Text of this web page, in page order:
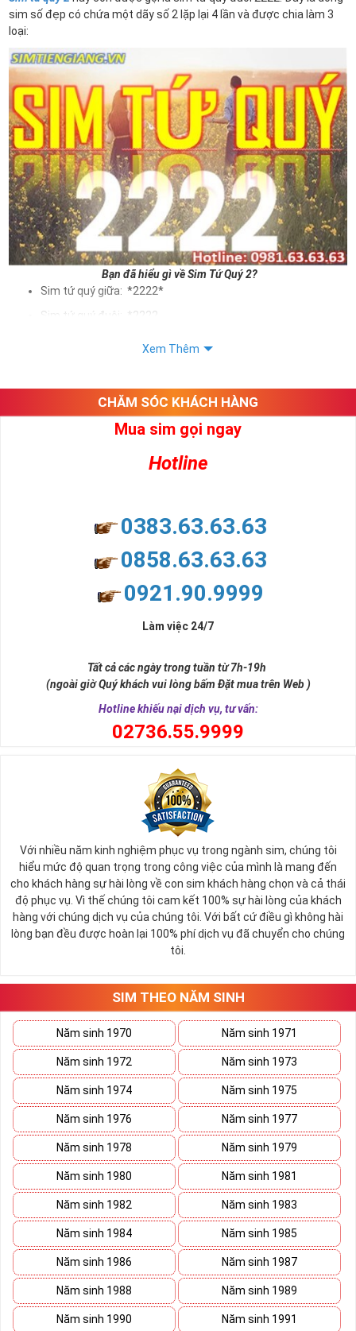
sim số đẹp có chứa một dãy số 2 lặp lại 4 lần và được chia làm 3
loại:
Bạn đã hiểu gì về Sim Tứ Quý 2?
Sim tứ quý giữa: *2222*
Sim tứ quý đuôi: *2222
như sự sắp xếp của các con số trong sim.
Ý nghĩa sim tứ quý 2
nhiều thành công, thăng tiến hơn.
và tính hai mặt. Số 2 thúc giục chúng ta lựa chọn, dựa vào những
đời, nơi bạn phải đưa ra những quyết định quan trọng.
Ý nghĩa sim tứ quý 2
Theo quan niệm phong thủy
Số 2 tượng trưng cho sự cân bằng, hài hòa của âm dương và đất
trời. Sự cân bằng này giúp cho mọi việc đều thuận lợi và mang lại
nhiều may mắn trong cuộc sống và kinh doanh.
Số 2 còn biểu trưng cho lòng tốt, sự ổn định và tính hai mặt của
mọi vấn đề. Số 2 giúp cho họ có được sự lựa chọn, để đưa ra
những hướng giải quyết đúng đắn nhắt.
tứ 2 cùng xuất hiện trong một dãy số sim càng giúp cho ý nghĩa
sim tứ quýtăng lên gấp bội. Sở hữu sim Tứ Quý 2 giúp khích lệ tinh
thần người sở hữu là không sợ bất cứ điều gì mà hãy cứ làm thì
mọi điều tốt đẹp và may mắn ắt sẽ đến.
Lợi ích sim Tứ Quý 2 mang lại là gì?
Xem Thêm
CHĂM SÓC KHÁCH HÀNG
Mua sim gọi ngay
Hotline
0383.63.63.63
0858.63.63.63
0921.90.9999
Làm việc 24/7
Tất cả các ngày trong tuần từ 7h-19h
(ngoài giờ Quý khách vui lòng bấm Đặt mua trên Web )
Hotline khiếu nại dịch vụ, tư vấn:
02736.55.9999
Với nhiều năm kinh nghiệm phục vụ trong ngành sim, chúng tôi
hiểu mức độ quan trọng trong công việc của mình là mang đến
cho khách hàng sự hài lòng về con sim khách hàng chọn và cả thái
độ phục vụ. Vì thế chúng tôi cam kết 100% sự hài lòng của khách
hàng với chúng dịch vụ của chúng tôi. Với bất cứ điều gì không hài
lòng bạn đều được hoàn lại 100% phí dịch vụ đã chuyển cho chúng
tôi.
SIM THEO NĂM SINH
Năm sinh 1970 Năm sinh 1971
Năm sinh 1972 Năm sinh 1973
Năm sinh 1974 Năm sinh 1975
Năm sinh 1976 Năm sinh 1977
Năm sinh 1978 Năm sinh 1979
Năm sinh 1980 Năm sinh 1981
Năm sinh 1982 Năm sinh 1983
Năm sinh 1984 Năm sinh 1985
Năm sinh 1986 Năm sinh 1987
Năm sinh 1988 Năm sinh 1989
Năm sinh 1990 Năm sinh 1991